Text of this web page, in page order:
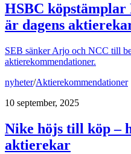
HSBC
är dagens
SEB sänker Arjo och NCC till
aktierekommendationer.
nyheter/Aktierekommendationer
10 september, 2025
Nike höjs till köp –
aktierekar